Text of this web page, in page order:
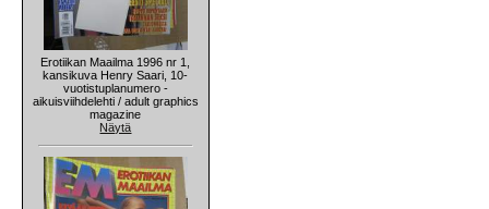
Erotiikan Maailma 1996 nr 1,
kansikuva Henry Saari, 10-
vuotistuplanumero -
aikuisviihdelehti / adult graphics
magazine
Näytä